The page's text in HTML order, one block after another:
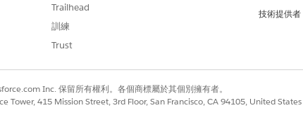
Trailhead
訓練
Trust
技術提供者
Inc. 保留所有權利。各個商標屬於其個別擁有者。
Tower, 415 Mission Street, 3rd Floor, San Francisco, CA 94105, United States